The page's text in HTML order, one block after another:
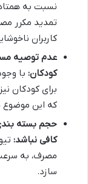
نسبت به
تمدید مکرر
کاربران
عدم توصیه
کودکان: با
برای کودکان
که این موضوع
حجم بسته
کافی نباشد:
مصرف، به
سازد.